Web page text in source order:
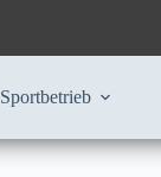
Sportbetrieb